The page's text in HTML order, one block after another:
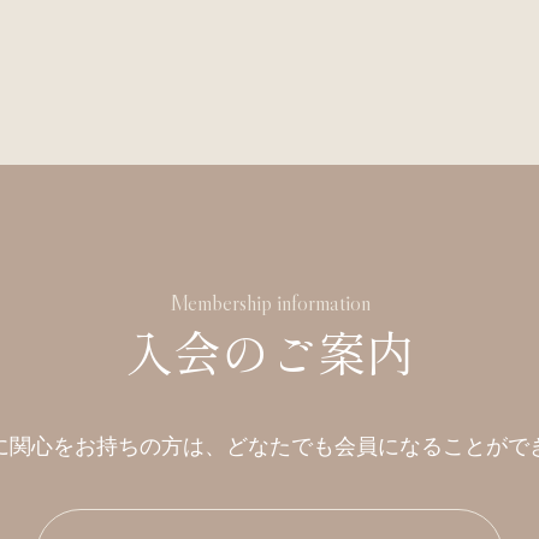
Membership information
入会のご案内
関心をお持ちの方は、 どなたでも会員になることがで